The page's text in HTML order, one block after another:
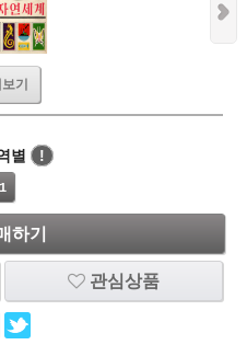
기
별
!
하기
관심상품